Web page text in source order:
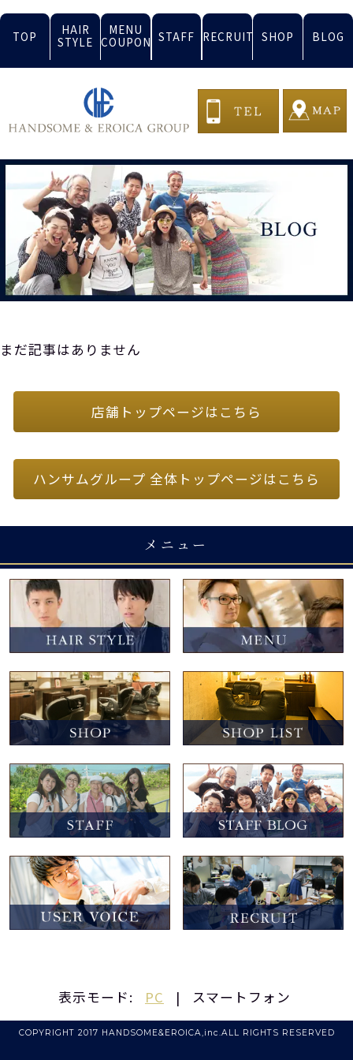
TOP
HAIR
STYLE
MENU
COUPON STAFF RECRUIT SHOP BLOG
まだ記事はありません
店舗トップページはこちら
ハンサムグループ 全体トップページはこちら
メニュー
表示モード: PC | スマートフォン
COPYRIGHT 2017 HANDSOME&EROICA,inc.ALL RIGHTS RESERVED